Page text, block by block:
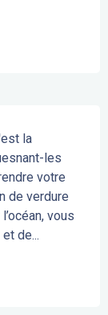
la
les
votre
de verdure
vous
de...